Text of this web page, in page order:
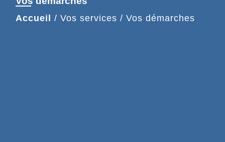
Accueil / Vos services / Vos démarches